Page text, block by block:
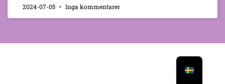
2024-07-05 Inga kommentarer